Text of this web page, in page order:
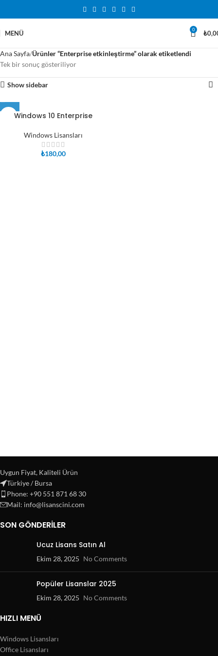
MENÜ 0 ₺
Ana Sayfa Ürünler “Enterprise etkinleştirme” olarak etiketlendi
Tek bir sonuç gösteriliyor
Show sidebar
Windows 10 Enterprise
Windows Lisansları
₺180,00
Uygun Fiyat, Kaliteli Ürün
Türkiye / Bursa
Phone: +90 551 871 68 30
Mail: info@lisanscini.com
SON GÖNDERILER
Ucuz Lisans Satın Al
Ekim 28, 2025 No Comments
Popüler Lisanslar 2025
Ekim 28, 2025 No Comments
HIZLI MENÜ
Windows Lisansları
Office Lisansları